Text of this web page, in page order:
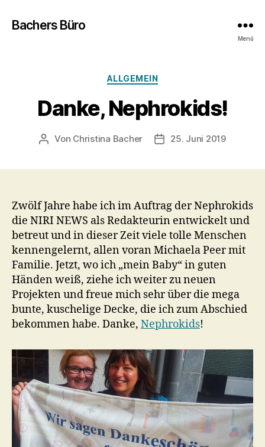
Bachers Büro
Menü
Kategorien
ALLGEMEIN
Danke, Nephrokids!
Beitragsautor
Von Christina Bacher Veröffentlichungsdatum
25. Juni 2019
Zwölf Jahre habe ich im Auftrag der Nephrokids
die NIRI NEWS als Redakteurin entwickelt und
betreut und in dieser Zeit viele tolle Menschen
kennengelernt, allen voran Michaela Peer mit
Familie. Jetzt, wo ich „mein Baby“ in guten
Händen weiß, ziehe ich weiter zu neuen
Projekten und freue mich sehr über die mega
bunte, kuschelige Decke, die ich zum Abschied
bekommen habe. Danke, Nephrokids!